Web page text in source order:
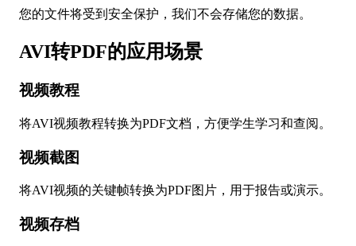
您的文件将受到安全保护，我们不会存储您的数据。
AVI转PDF的应用场景
视频教程
将AVI视频教程转换为PDF文档，方便学生学习和查阅。
视频截图
将AVI视频的关键帧转换为PDF图片，用于报告或演示。
视频存档